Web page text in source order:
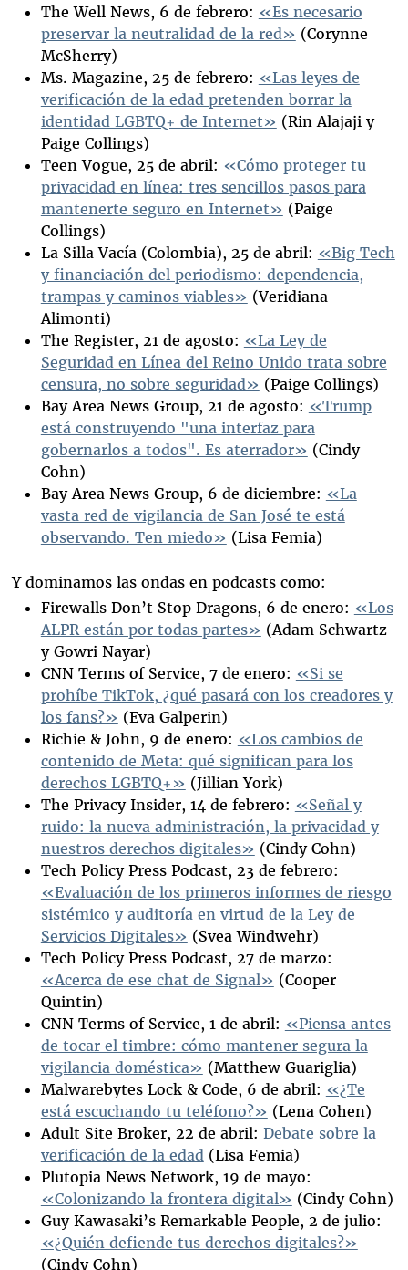
The Well News, 6 de febrero: «Es necesario
preservar la neutralidad de la red» (Corynne
McSherry)
Ms. Magazine, 25 de febrero: «Las leyes de
verificación de la edad pretenden borrar la
identidad LGBTQ+ de Internet» (Rin Alajaji y
Paige Collings)
Teen Vogue, 25 de abril: «Cómo proteger tu
privacidad en línea: tres sencillos pasos para
mantenerte seguro en Internet» (Paige
Collings)
La Silla Vacía (Colombia), 25 de abril: «Big Tech
y financiación del periodismo: dependencia,
trampas y caminos viables» (Veridiana
Alimonti)
The Register, 21 de agosto: «La Ley de
Seguridad en Línea del Reino Unido trata sobre
censura, no sobre seguridad» (Paige Collings)
Bay Area News Group, 21 de agosto: «Trump
está construyendo "una interfaz para
gobernarlos a todos". Es aterrador» (Cindy
Cohn)
Bay Area News Group, 6 de diciembre: «La
vasta red de vigilancia de San José te está
observando. Ten miedo» (Lisa Femia)
Y dominamos las ondas en podcasts como:
Firewalls Don’t Stop Dragons, 6 de enero: «Los
ALPR están por todas partes» (Adam Schwartz
y Gowri Nayar)
CNN Terms of Service, 7 de enero: «Si se
prohíbe TikTok, ¿qué pasará con los creadores y
los fans?» (Eva Galperin)
Richie & John, 9 de enero: «Los cambios de
contenido de Meta: qué significan para los
derechos LGBTQ+» (Jillian York)
The Privacy Insider, 14 de febrero: «Señal y
ruido: la nueva administración, la privacidad y
nuestros derechos digitales» (Cindy Cohn)
Tech Policy Press Podcast, 23 de febrero:
«Evaluación de los primeros informes de riesgo
sistémico y auditoría en virtud de la Ley de
Servicios Digitales» (Svea Windwehr)
Tech Policy Press Podcast, 27 de marzo:
«Acerca de ese chat de Signal» (Cooper
Quintin)
CNN Terms of Service, 1 de abril: «Piensa antes
de tocar el timbre: cómo mantener segura la
vigilancia doméstica» (Matthew Guariglia)
Malwarebytes Lock & Code, 6 de abril: «¿Te
está escuchando tu teléfono?» (Lena Cohen)
Adult Site Broker, 22 de abril: Debate sobre la
verificación de la edad(Lisa Femia)
Plutopia News Network, 19 de mayo:
«Colonizando la frontera digital» (Cindy Cohn)
Guy Kawasaki’s Remarkable People, 2 de julio:
«¿Quién defiende tus derechos digitales?»
(Cindy Cohn)